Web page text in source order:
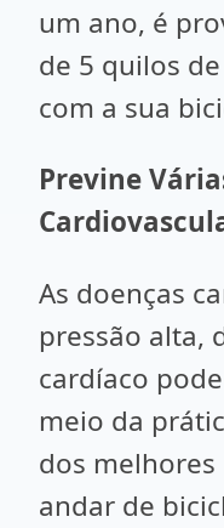
um ano, é
de 5 quilos
com a sua
Previne
As doenças
pressão alta,
cardíaco
meio da
dos
andar de